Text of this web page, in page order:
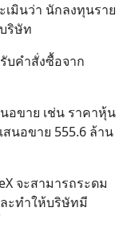
เมินว่า นักลงทุนราย
ริษัท
บคำสั่งซื้อจาก
อขาย เช่น ราคาหุ้น
นอขาย 555.6 ล้าน
จะสามารถระดม
ะทำให้บริษัทมี